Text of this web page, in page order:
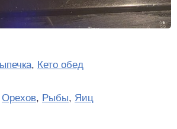
, Кето обед
Орехов, Рыбы, Яиц